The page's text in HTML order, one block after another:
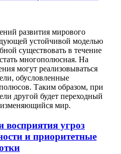
развития мирового
устойчивой моделью
существовать в течение
многополюсная. На
могут реализовываться
обусловленные
Таким образом, при
другой будет переходный
мир.
восприятия угроз
и приоритетные